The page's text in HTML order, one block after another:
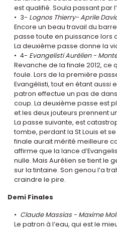
est qualifié. Soula passant par
3- Lognos Thierry- Aprile
Encore un beau travail du
passe toute en puissance lors
La deuxième passe donne la
4- Evangelisti Aurélien -
Revanche de la finale 2012, ce
foule. Lors de la première
Evangélisti, tout en étant aussi
patron effectue un pas de
coup. La deuxième passe est
et les deux jouteurs prennent
La passe suivante, est
tombe, perdant la St Louis et
finale aurait mérité meilleure
affirme que la lance
nulle. Mais Aurélien se tient le
sur la tintaine. Son genou l’a
craindre le pire.
Demi Finales
Claude Massias - Maxime
Le patron à l’eau, qui est le